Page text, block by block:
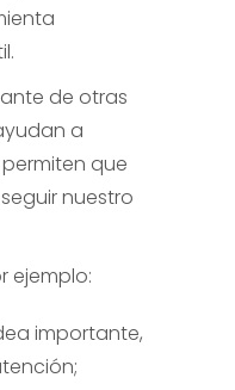
de otras
a
que
nuestro
ejemplo:
importante,